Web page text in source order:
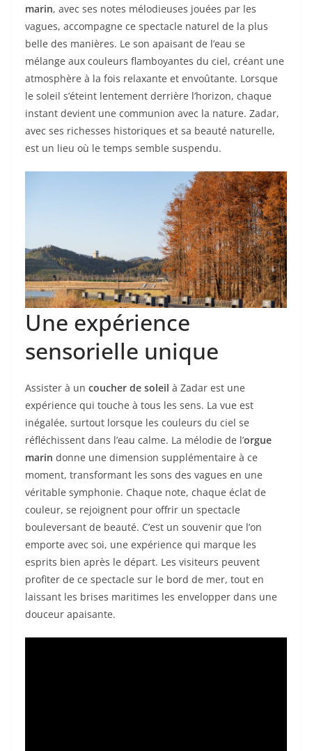
marin, avec ses notes mélodieuses jouées par les
vagues, accompagne ce spectacle naturel de la plus
belle des manières. Le son apaisant de l’eau se
mélange aux couleurs flamboyantes du ciel, créant une
atmosphère à la fois relaxante et envoûtante. Lorsque
le soleil s’éteint lentement derrière l’horizon, chaque
instant devient une communion avec la nature. Zadar,
avec ses richesses historiques et sa beauté naturelle,
est un lieu où le temps semble suspendu.
Une expérience
sensorielle unique
Assister à un coucher de soleil à Zadar est une
expérience qui touche à tous les sens. La vue est
inégalée, surtout lorsque les couleurs du ciel se
réfléchissent dans l’eau calme. La mélodie de l’orgue
marin donne une dimension supplémentaire à ce
moment, transformant les sons des vagues en une
véritable symphonie. Chaque note, chaque éclat de
couleur, se rejoignent pour offrir un spectacle
bouleversant de beauté. C’est un souvenir que l’on
emporte avec soi, une expérience qui marque les
esprits bien après le départ. Les visiteurs peuvent
profiter de ce spectacle sur le bord de mer, tout en
laissant les brises maritimes les envelopper dans une
douceur apaisante.